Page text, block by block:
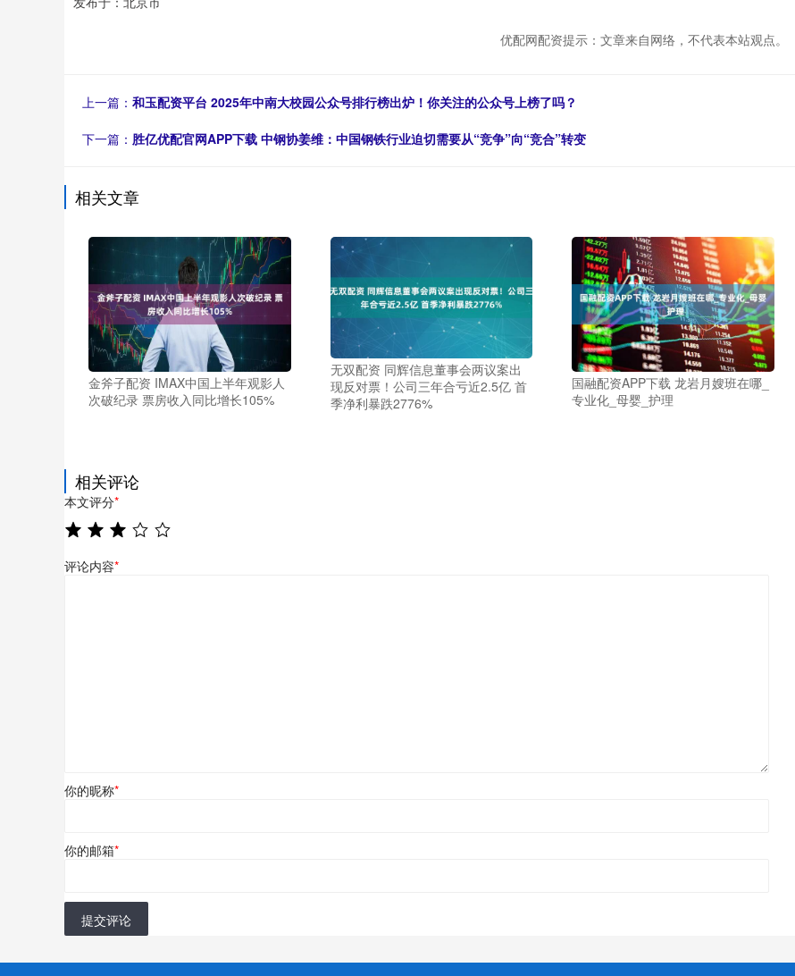
优配网配资提示：文章来自网络，不代表本站观点。
上一篇： 和玉配资平台 2025年中南大校园公众号排行榜出炉！你关注的公众号上榜了吗？
下一篇： 胜亿优配官网APP下载 中钢协姜维：中国钢铁行业迫切需要从“竞争”向“竞合”转变
相关文章
金斧子配资 IMAX中国上半年观影人
次破纪录 票房收入同比增长105%
无双配资 同辉信息董事会两议案出
现反对票！公司三年合亏近2.5亿 首
季净利暴跌2776%
国融配资APP下载 龙岩月嫂班在哪_
专业化_母婴_护理
相关评论
本文评分*
评论内容*
你的昵称*
你的邮箱*
提交评论